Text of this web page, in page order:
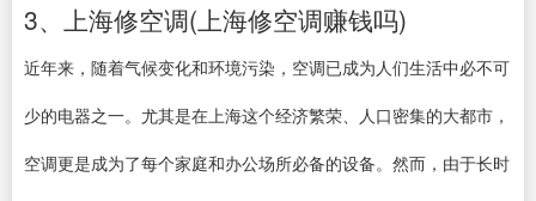
3、上海修空调(上海修空调赚钱吗)
近年来，随着气候变化和环境污染，空调已成为人们生活中必不可
少的电器之一。尤其是在上海这个经济繁荣、人口密集的大都市，
空调更是成为了每个家庭和办公场所必备的设备。然而，由于长时